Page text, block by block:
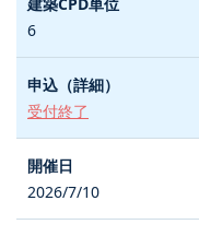
6
受付終了
2026/7/10